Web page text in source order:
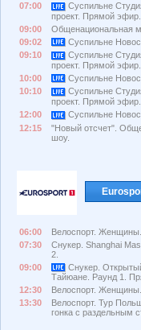
07:00
Суспильне
проект. Прямой эфир.
09:00
Общенациональная
09:02
Суспильне
09:10
Суспильне
проект. Прямой эфир.
10:00
Суспильне
10:10
Суспильне
проект. Прямой эфир.
12:00
Суспильне
12:15
"Новый отсчет".
шоу.
06:00
Велоспорт.
07:30
Снукер. Shanghai
2.
09:00
Снукер.
Тайюане. Раунд 1.
12:30
Велоспорт.
13:30
Велоспорт. Тур
гонка с раздельным